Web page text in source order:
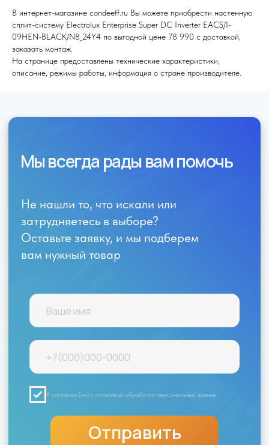
В интернет-магазине condeeff.ru Вы можете приобрести настенную
сплит-систему Electrolux Enterprise Super DC Inverter EACS/I-
09HEN-BLACK/N8_24Y4 по выгодной цене 78 990 с доставкой,
заказать монтаж.
На странице предоставлены технические характеристики,
описание, режимы работы, информация о стране производителе.